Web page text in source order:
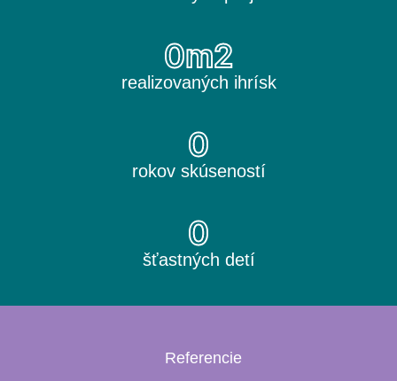
realizovaných ihrísk
0m2
rokov skúseností
0
šťastných detí
0
Referencie